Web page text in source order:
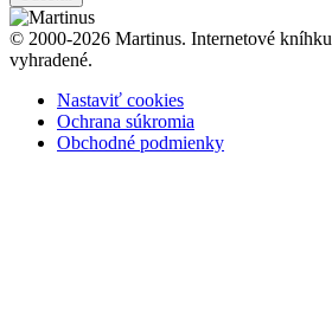
© 2000-2026 Martinus. Internetové
vyhradené.
Nastaviť cookies
Ochrana súkromia
Obchodné podmienky